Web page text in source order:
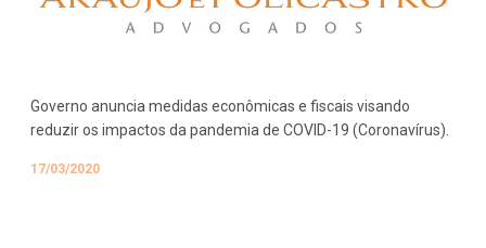
Governo anuncia medidas econômicas e fiscais visando
reduzir os impactos da pandemia de COVID-19 (Coronavírus).
17/03/2020